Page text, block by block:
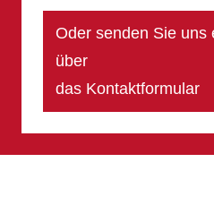
Oder senden Sie uns
über
das Kontaktformular